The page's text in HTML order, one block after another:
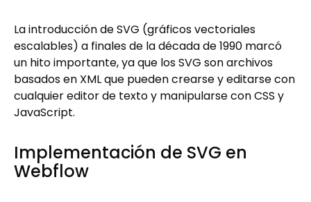
La introducción de SVG (gráficos vectoriales
escalables) a finales de la década de 1990 marcó
un hito importante, ya que los SVG son archivos
basados en XML que pueden crearse y editarse con
cualquier editor de texto y manipularse con CSS y
JavaScript.
Implementación de SVG en
Webflow